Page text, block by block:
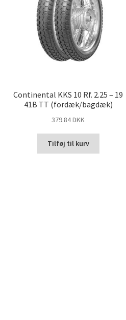
Continental KKS 10 Rf. 2.25 – 19
41B TT (fordæk/bagdæk)
379.84 DKK
Tilføj til kurv